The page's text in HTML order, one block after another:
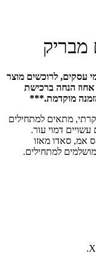
בהזמנה מוקדמת, זמן אספקה 14-21 ימי עסקים, לרוכשים מוצר
זה ניתן להשתמש בקוד קופון pre10 המעניק 10 אחוז הנחה ברכישת
מוקדמת.***
מתאים למתחילים
אמ, סאדו מאזו
למתחילים.